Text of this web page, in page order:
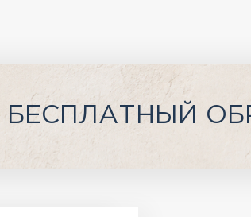
БЕСПЛАТНЫЙ